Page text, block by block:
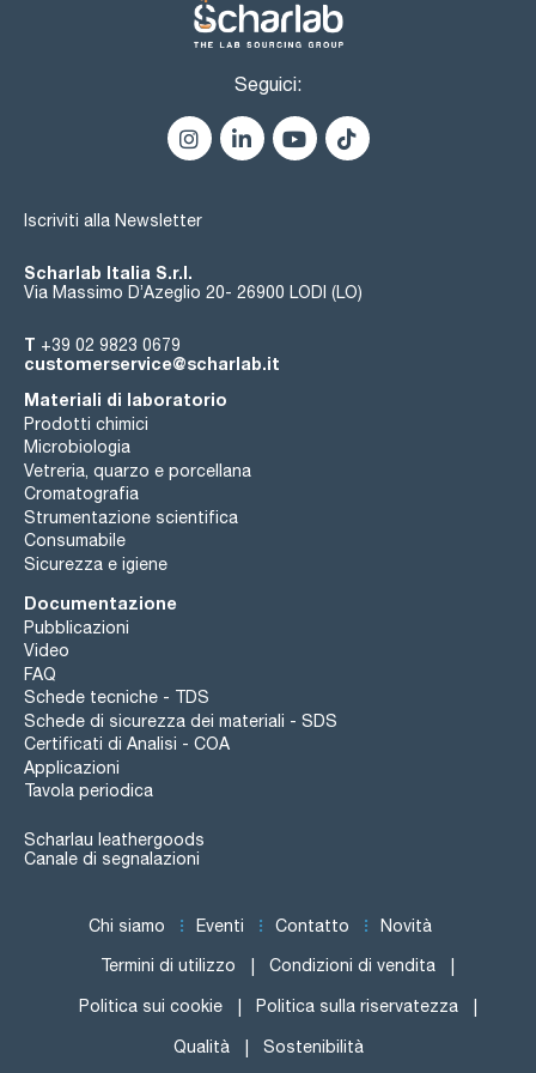
Seguici:
Iscriviti alla Newsletter
Scharlab Italia S.r.l.
Via Massimo D’Azeglio 20- 26900 LODI (LO)
T +39 02 9823 0679
customerservice@scharlab.it
Materiali di laboratorio
Prodotti chimici
Microbiologia
Vetreria, quarzo e porcellana
Cromatografia
Strumentazione scientifica
Consumabile
Sicurezza e igiene
Documentazione
Pubblicazioni
Video
FAQ
Schede tecniche - TDS
Schede di sicurezza dei materiali - SDS
Certificati di Analisi - COA
Applicazioni
Tavola periodica
Scharlau leathergoods
Canale di segnalazioni
Chi siamo Eventi Contatto Novità
Termini di utilizzo Condizioni di vendita
Politica sui cookie Politica sulla riservatezza
Qualità Sostenibilità